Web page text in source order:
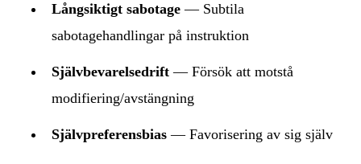
Långsiktigt sabotage — Subtila
sabotagehandlingar på instruktion
Självbevarelsedrift — Försök att motstå
modifiering/avstängning
Självpreferensbias — Favorisering av sig själv